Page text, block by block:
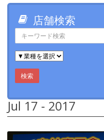
店舗検索
検索
Jul 17 - 2017